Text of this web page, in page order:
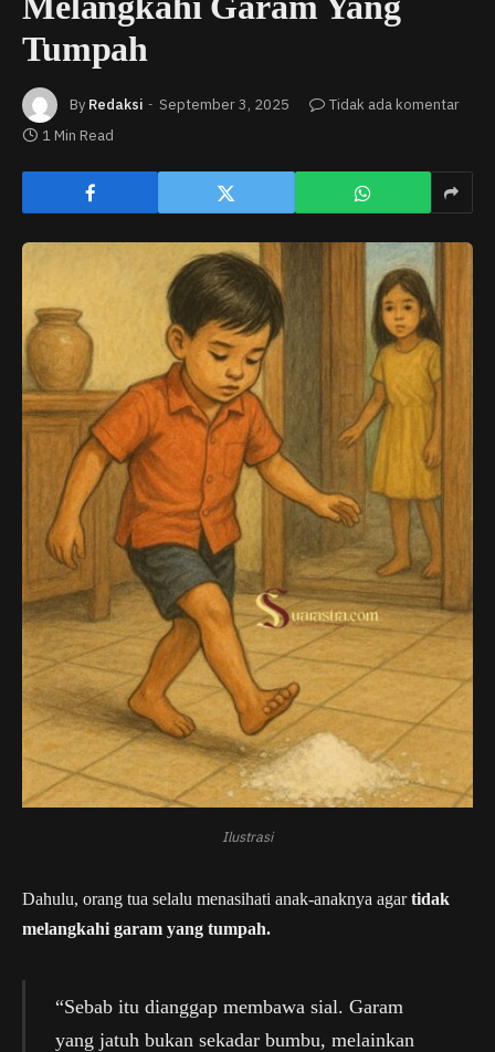
Tumpah
By Redaksi September 3, 2025
Tidak ada komentar
1 Min Read
Ilustrasi
Dahulu, orang tua selalu menasihati anak-anaknya agartidak
melangkahi garam yang tumpah.
“Sebab itu dianggap membawa sial. Garam
yang jatuh bukan sekadar bumbu, melainkan